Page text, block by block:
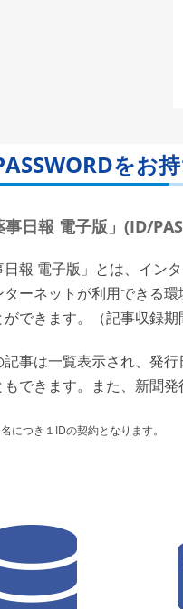
をお
事日報 電子版」(ID/
報 電子版」とは、イン
ーネットが利用できる
できます。（記事収録期
事は一覧表示され、発
できます。また、新聞
につき１IDの契約となります。